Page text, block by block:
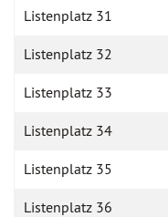
Listenplatz 31
Listenplatz 32
Listenplatz 33
Listenplatz 34
Listenplatz 35
Listenplatz 36